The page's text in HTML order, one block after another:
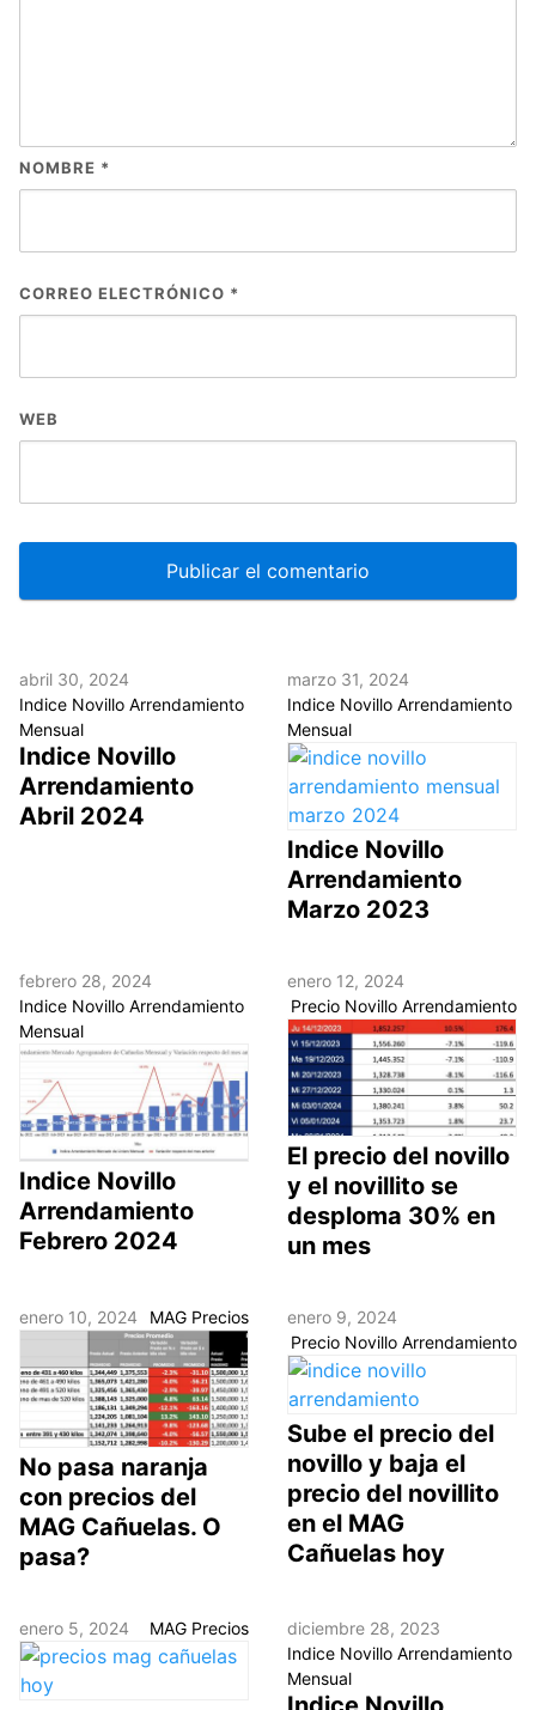
NOMBRE *
CORREO ELECTRÓNICO *
WEB
abril 30, 2024
Indice Novillo Arrendamiento
Mensual
Indice Novillo
Arrendamiento
Abril 2024
marzo 31, 2024
Indice Novillo Arrendamiento
Mensual
Indice Novillo
Arrendamiento
Marzo 2023
febrero 28, 2024
Indice Novillo Arrendamiento
Mensual
Indice Novillo
Arrendamiento
Febrero 2024
enero 12, 2024
Precio Novillo Arrendamiento
El precio del novillo
y el novillito se
desploma 30% en
un mes
enero 10, 2024 MAG Precios
No pasa naranja
con precios del
MAG Cañuelas. O
pasa?
enero 9, 2024
Precio Novillo Arrendamiento
Sube el precio del
novillo y baja el
precio del novillito
en el MAG
Cañuelas hoy
enero 5, 2024 MAG Precios
diciembre 28, 2023
Indice Novillo Arrendamiento
Mensual